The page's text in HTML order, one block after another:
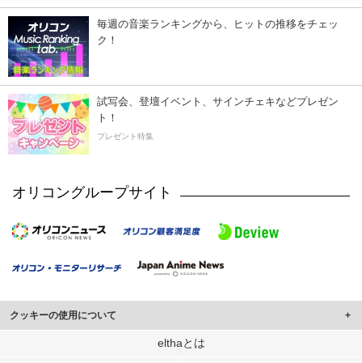
毎週の音楽ランキングから、ヒットの推移をチェッ
ク！
試写会、登壇イベント、サインチェキなどプレゼン
ト！
プレゼント特集
オリコングループサイト
クッキーの使用について
このサイトでは Cookie を使用して、ユーザーに合わせたコンテンツや広告の
elthaとは